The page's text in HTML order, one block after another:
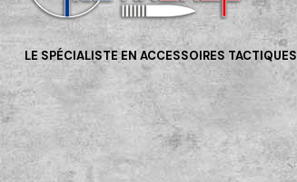
LE SPÉCIALISTE EN ACCESSOIRES TACTIQUES